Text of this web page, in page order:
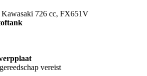
726 cc, FX651V
vereist